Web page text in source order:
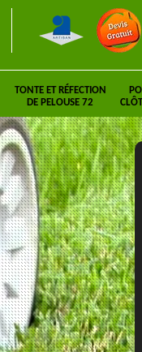
TONTE ET RÉFECTION
DE PELOUSE 72